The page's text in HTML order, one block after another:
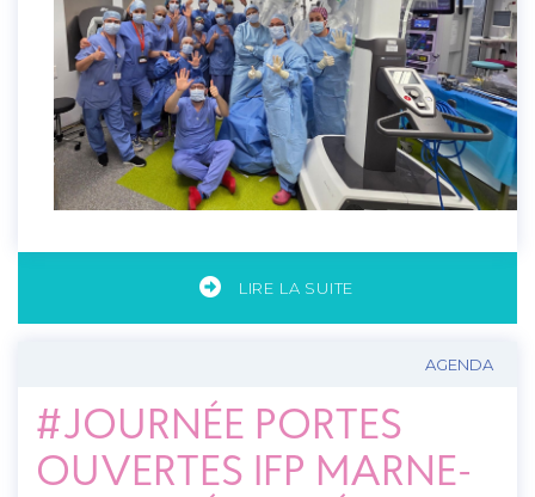
LIRE LA SUITE
AGENDA
#JOURNÉE PORTES
OUVERTES IFP MARNE-